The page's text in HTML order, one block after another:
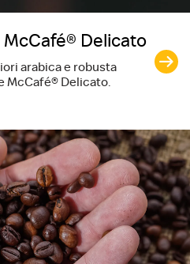
Delicato
arabica e robusta
McCafé® Delicato.